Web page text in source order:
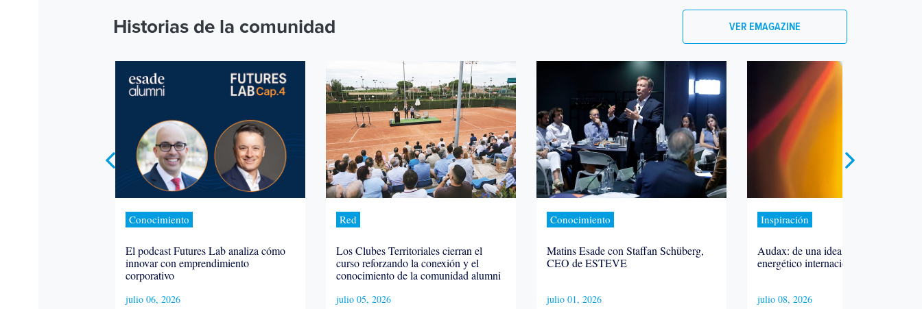
Historias de la comunidad VER EMAGAZINE
Conocimiento
El podcast Futures Lab analiza cómo
innovar con emprendimiento
corporativo
julio 06, 2026
Red
Los Clubes Territoriales cierran el
curso reforzando la conexión y el
conocimiento de la comunidad alumni
julio 05, 2026
Conocimiento
Matins Esade con Staffan Schüberg,
CEO de ESTEVE
julio 01, 2026
Inspiración
Audax: de una idea a un grupo
energético internacional
julio 08, 2026